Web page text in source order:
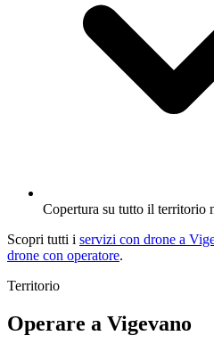
Copertura su tutto il territorio
Scopri tutti i servizi con drone a
drone con operatore.
Territorio
Operare a Vigevano